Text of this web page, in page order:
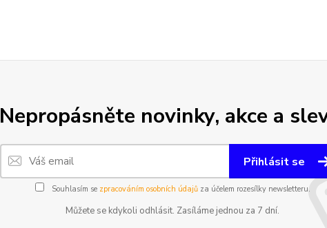
Nepropásněte novinky, akce a
Přihlásit se
Souhlasím se zpracováním osobních údajůza účelem rozesílky newsletteru.
Můžete se kdykoli odhlásit. Zasíláme jednou za 7 dní.